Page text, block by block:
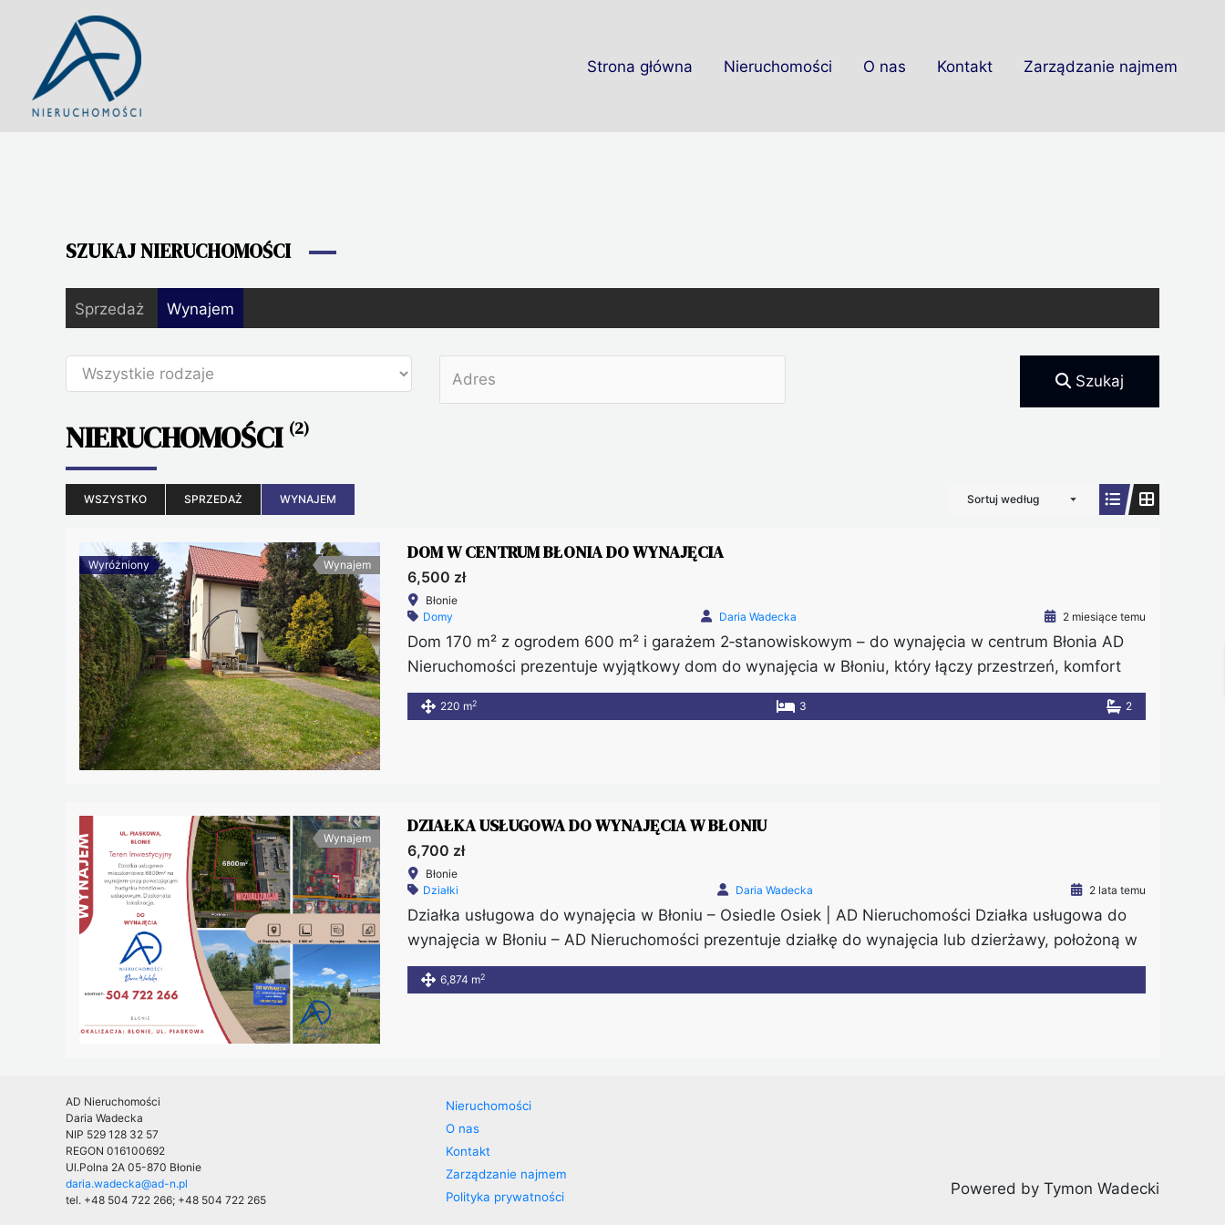
Strona główna Nieruchomości O nas Kontakt Zarządzanie najmem
SZUKAJ NIERUCHOMOŚCI
Sprzedaż Wynajem
Szukaj
NIERUCHOMOŚCI (2)
WSZYSTKO SPRZEDAŻ WYNAJEM Sortuj według
Wyróżniony Wynajem
DOM W CENTRUM BŁONIA DO WYNAJĘCIA
6,500 zł
Błonie
Domy
Daria Wadecka 2 miesiące temu
Dom 170 m² z ogrodem 600 m² i garażem 2‑stanowiskowym – do wynajęcia w centrum Błonia AD
Nieruchomości prezentuje wyjątkowy dom do wynajęcia w Błoniu, który łączy przestrzeń, komfort
oraz doskonałą lokalizację. Nieruchomość znajduje się w ścisłym centrum miasta, a jednocześnie w
spokojnej, zielonej okolicy. Dzięki temu przyszli najemcy mogą korzystać zarówno z miejskich
220 m2 3 2
Wynajem
DZIAŁKA USŁUGOWA DO WYNAJĘCIA W BŁONIU
6,700 zł
Błonie
Działki
Daria Wadecka 2 lata temu
Działka usługowa do wynajęcia w Błoniu – Osiedle Osiek | AD Nieruchomości Działka usługowa do
wynajęcia w Błoniu – AD Nieruchomości prezentuje działkę do wynajęcia lub dzierżawy, położoną w
Błoniu, na osiedlu Osiek. Nieruchomość znajduje się w dynamicznie rozwijającej się części miasta,
ponieważ w bezpośrednim sąsiedztwie powstają nowe budynki usługowo‑handlowe. Dzięki temu
6,874 m2
AD Nieruchomości
Daria Wadecka
NIP 529 128 32 57
REGON 016100692
Ul.Polna 2A 05-870 Błonie
daria.wadecka@ad-n.pl
tel. +48 504 722 266; +48 504 722 265
Nieruchomości
O nas
Kontakt
Zarządzanie najmem
Polityka prywatności
Powered by Tymon Wadecki